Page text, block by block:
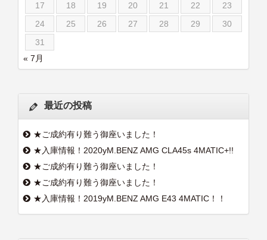
17
18 19 20 21 22
23
24
25 26 27 28 29
30
31
« 7月
最近の投稿
★ご成約有り難う御座いました！
★入庫情報！2020yM.BENZ AMG CLA45s 4MATIC+!!
★ご成約有り難う御座いました！
★ご成約有り難う御座いました！
★入庫情報！2019yM.BENZ AMG E43 4MATIC！！